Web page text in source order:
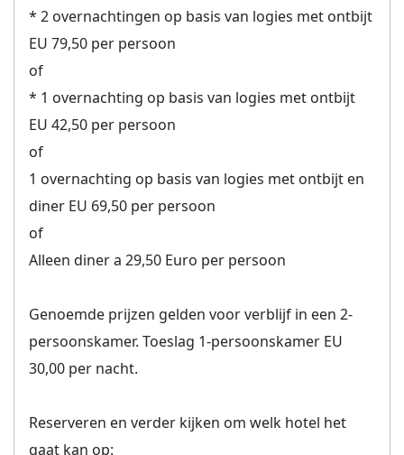
* 2 overnachtingen op basis van logies met ontbijt
EU 79,50 per persoon
of
* 1 overnachting op basis van logies met ontbijt
EU 42,50 per persoon
of
1 overnachting op basis van logies met ontbijt en
diner EU 69,50 per persoon
of
Alleen diner a 29,50 Euro per persoon
Genoemde prijzen gelden voor verblijf in een 2-
persoonskamer. Toeslag 1-persoonskamer EU
30,00 per nacht.
Reserveren en verder kijken om welk hotel het
gaat kan op: